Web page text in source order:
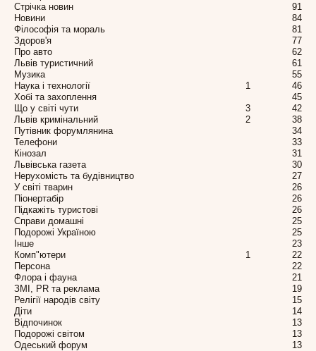
Стрічка новин
91
Новини
84
Філософія та мораль
81
Здоров'я
77
Про авто
62
Львів туристичний
61
Музика
55
Наука і технології
1
46
Хобі та захоплення
45
Що у світі чути
3
42
Львів кримінальний
2
38
Путівник форумлянина
34
Телефони
33
Кінозал
31
Львівська газета
30
Нерухомість та будівництво
27
У світі тварин
26
Піонертабір
26
Підкажіть туристові
26
Справи домашні
25
Подорожі Україною
25
Інше
23
Комп"ютери
1
22
Персона
22
Флора і фауна
21
ЗМІ, PR та реклама
19
Релігії народів світу
15
Діти
14
Відпочинок
13
Подорожі світом
13
Одеський форум
13